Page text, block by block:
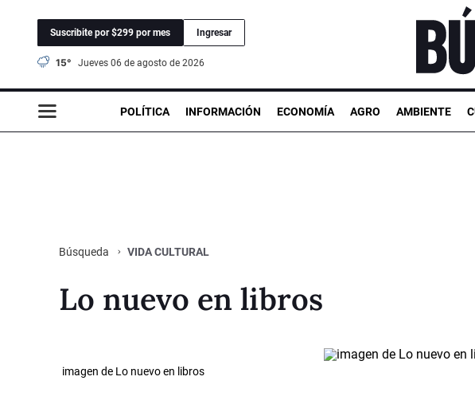
Suscribite por $299 por mes Ingresar
15° jueves 06 de agosto de 2026
POLÍTICA INFORMACIÓN ECONOMÍA AGRO AMBIENTE
Búsqueda VIDA CULTURAL
Lo nuevo en libros
imagen de Lo nuevo en libros